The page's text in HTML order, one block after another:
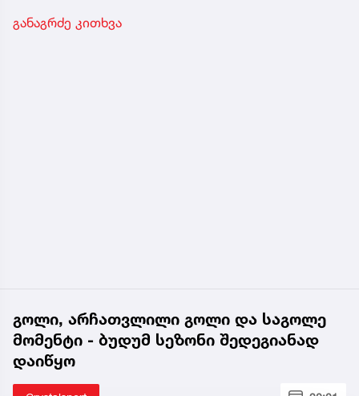
განაგრძე კითხვა
გოლი, არჩათვლილი გოლი და საგოლე
მომენტი - ბუდუმ სეზონი შედეგიანად
დაიწყო